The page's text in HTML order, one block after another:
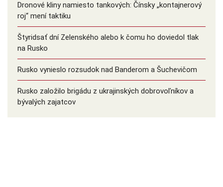
Dronové kliny namiesto tankových: Čínsky ️„kontajnerový
roj“ mení taktiku
Štyridsať dní Zelenského alebo k čomu ho doviedol tlak
na Rusko
Rusko vynieslo rozsudok nad Banderom a Šuchevičom
Rusko založilo brigádu z ukrajinských dobrovoľníkov a
bývalých zajatcov